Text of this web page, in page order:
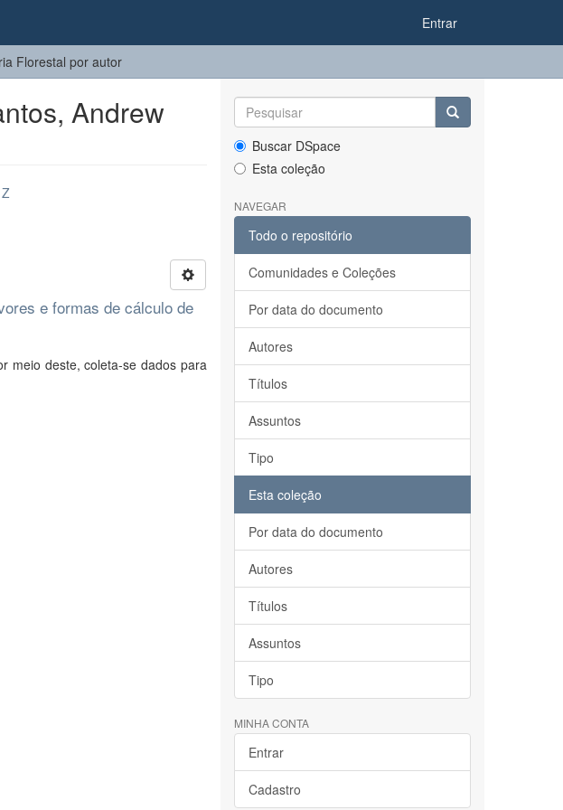
Entrar
Florestal por autor
Andrew
Z
e formas de cálculo de
meio deste, coleta-se dados para
Buscar DSpace
Esta coleção
NAVEGAR
Todo o repositório
Comunidades e Coleções
Por data do documento
Autores
Títulos
Assuntos
Tipo
Esta coleção
Por data do documento
Autores
Títulos
Assuntos
Tipo
MINHA CONTA
Entrar
Cadastro